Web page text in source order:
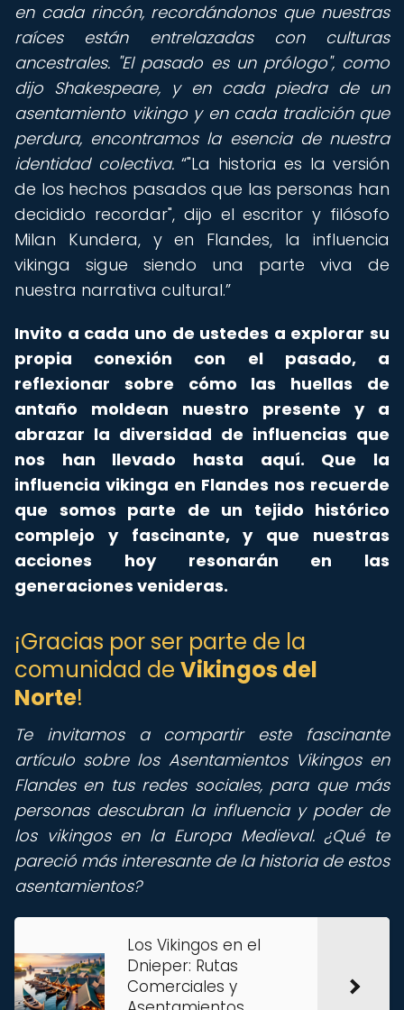
en cada rincón, recordándonos que nuestras
raíces están entrelazadas con culturas
ancestrales. "El pasado es un prólogo", como
dijo Shakespeare, y en cada piedra de un
asentamiento vikingo y en cada tradición que
perdura, encontramos la esencia de nuestra
identidad colectiva. "La historia es la versión
de los hechos pasados que las personas han
decidido recordar", dijo el escritor y filósofo
Milan Kundera, y en Flandes, la influencia
vikinga sigue siendo una parte viva de
nuestra narrativa cultural.
Invito a cada uno de ustedes a explorar su
propia conexión con el pasado, a
reflexionar sobre cómo las huellas de
antaño moldean nuestro presente y a
abrazar la diversidad de influencias que
nos han llevado hasta aquí. Que la
influencia vikinga en Flandes nos recuerde
que somos parte de un tejido histórico
complejo y fascinante, y que nuestras
acciones hoy resonarán en las
generaciones venideras.
¡Gracias por ser parte de la
comunidad de Vikingos del
Norte!
Te invitamos a compartir este fascinante
artículo sobre los Asentamientos Vikingos en
Flandes en tus redes sociales, para que más
personas descubran la influencia y poder de
los vikingos en la Europa Medieval. ¿Qué te
pareció más interesante de la historia de estos
asentamientos?
Los Vikingos en el
Dnieper: Rutas
Comerciales y